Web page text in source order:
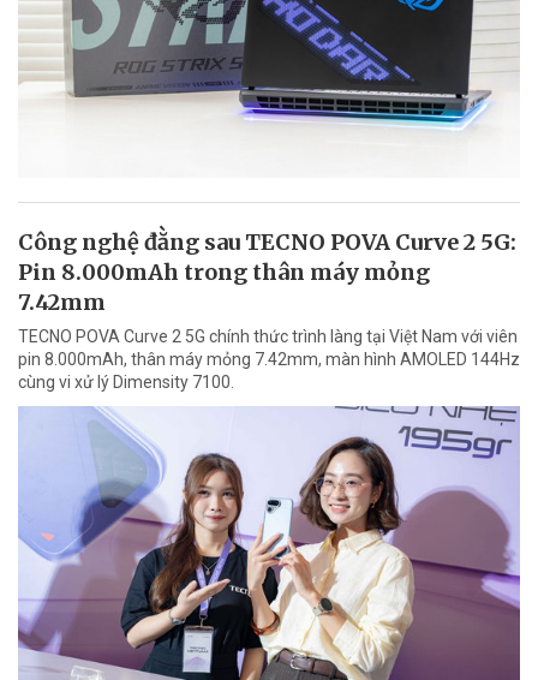
Công nghệ đằng sau TECNO POVA Curve 2 5G:
Pin 8.000mAh trong thân máy mỏng
7.42mm
TECNO POVA Curve 2 5G chính thức trình làng tại Việt Nam với viên
pin 8.000mAh, thân máy mỏng 7.42mm, màn hình AMOLED 144Hz
cùng vi xử lý Dimensity 7100.